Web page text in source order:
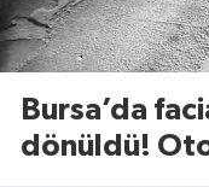
Bursa’da
dönüldü!